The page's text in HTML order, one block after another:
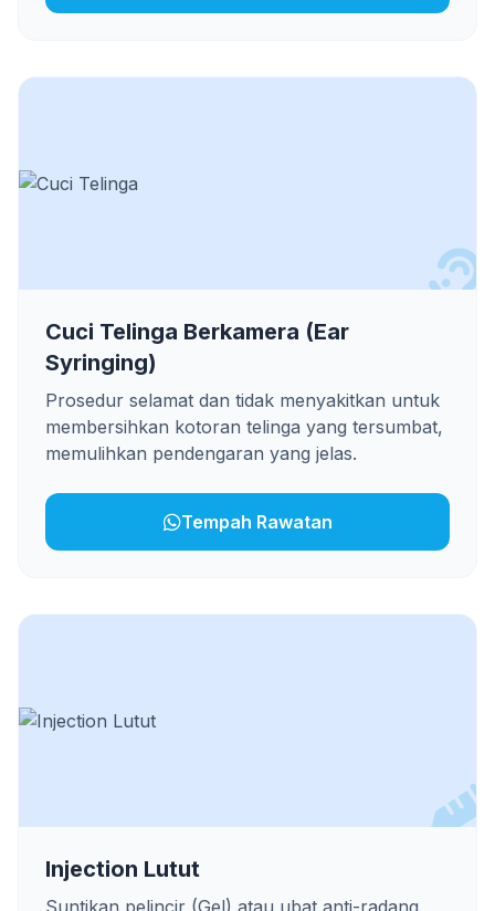
Cuci Telinga Berkamera (Ear
Syringing)
Prosedur selamat dan tidak menyakitkan untuk
membersihkan kotoran telinga yang tersumbat,
memulihkan pendengaran yang jelas.
Tempah Rawatan
Injection Lutut
Suntikan pelincir (Gel) atau ubat anti-radang